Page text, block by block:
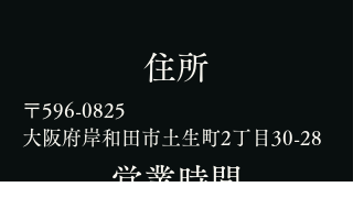
住所
〒596-0825
​大阪府岸和田市土生町2丁目30-28
営業時間